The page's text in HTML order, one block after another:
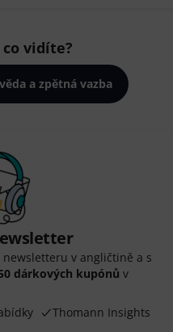
vidíte?
a zpětná vazba
v angličtině a s
dárkových kupónů v
Thomann Insights